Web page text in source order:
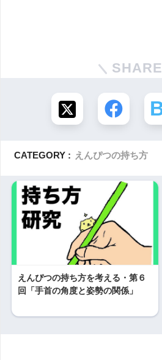
SHARE
CATEGORY : えんぴつの持ち方
えんぴつの持ち方を考える・第６
回「手首の角度と姿勢の関係」